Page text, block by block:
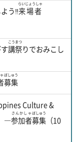
よう‼来場者
らいじょうしゃ
講
こう
祭
まつ
りでおみこし
募集
ぼしゅう
Culture &
―参加者
さんかしゃ
募集
ぼしゅう
（10